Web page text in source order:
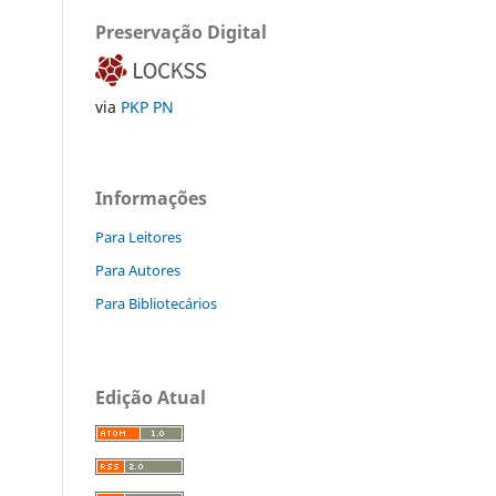
Preservação Digital
via PKP PN
Informações
Para Leitores
Para Autores
Para Bibliotecários
Edição Atual